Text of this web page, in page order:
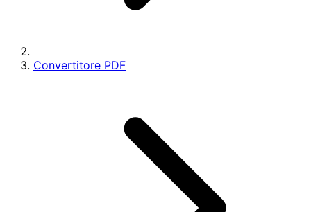
Convertitore PDF